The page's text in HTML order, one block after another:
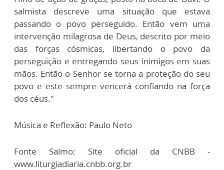
salmista descreve uma situação que estava
passando o povo perseguido. Então vem uma
intervenção milagrosa de Deus, descrito por meio
das forças cósmicas, libertando o povo da
perseguição e entregando seus inimigos em suas
mãos. Então o Senhor se torna a proteção do seu
povo e este sempre vencerá confiando na força
dos céus."
Música e Reflexão: Paulo Neto
Fonte Salmo: Site oficial da CNBB -
www.liturgiadiaria.cnbb.org.br